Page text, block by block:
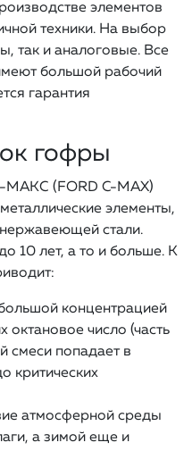
элементов
техники. На выбор
так и аналоговые. Все
большой рабочий
гарантия
гофры
(FORD C-MAX)
элементы,
стали.
10 лет, а то и больше. К
концентрацией
число (часть
смеси попадает в
критических
атмосферной среды
а зимой еще и